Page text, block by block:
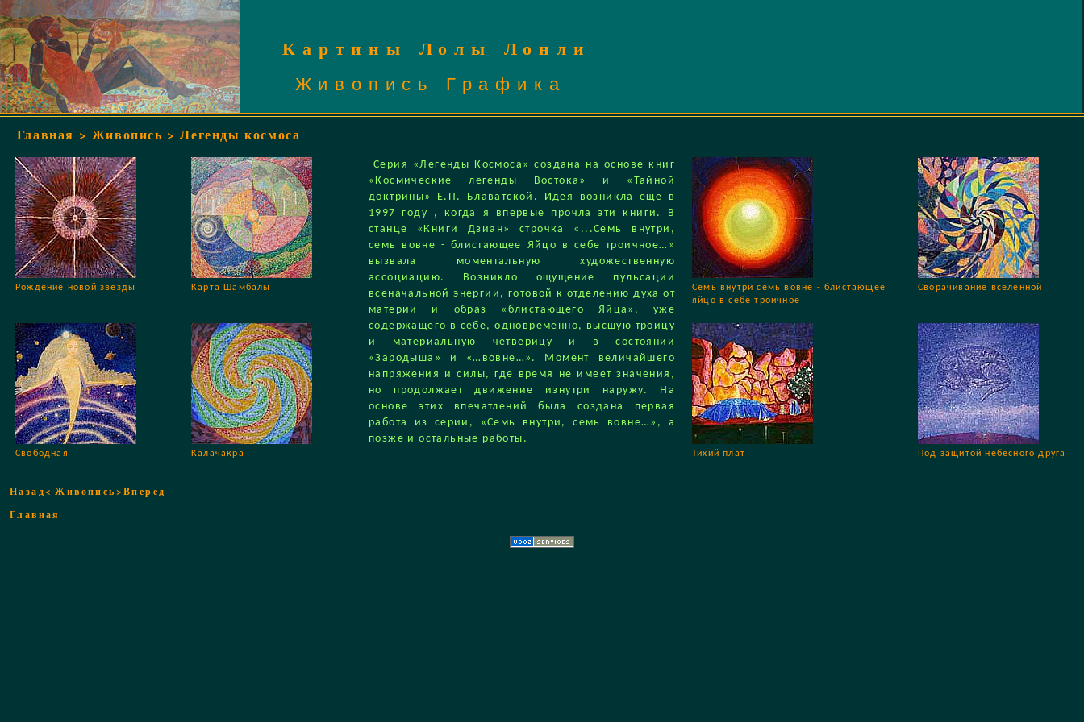
Картины Лолы Лонли
Живопись Графика
Главная > Живопись > Легенды космоса
Серия «Легенды Космоса» создана на основе книг
«Космические легенды Востока» и «Тайной
доктрины» Е.П. Блаватской. Идея возникла ещё в
1997 году , когда я впервые прочла эти книги. В
станце «Книги Дзиан» строчка «...Семь внутри,
семь вовне - блистающее Яйцо в себе троичное…»
вызвала моментальную художественную
ассоциацию. Возникло ощущение пульсации
всеначальной энергии, готовой к отделению духа от
материи и образ «блистающего Яйца», уже
содержащего в себе, одновременно, высшую троицу
и материальную четверицу и в состоянии
«Зародыша» и «…вовне…». Момент величайшего
напряжения и силы, где время не имеет значения,
но продолжает движение изнутри наружу. На
основе этих впечатлений была создана первая
работа из серии, «Семь внутри, семь вовне…», а
позже и остальные работы.
Рождение новой звезды Карта Шамбалы
Семь внутри семь вовне - блистающее
яйцо в себе троичное
Сворачивание вселенной
Свободная Калачакра Тихий плат Под защитой небесного друга
Назад< Живопись>Вперед
Главная